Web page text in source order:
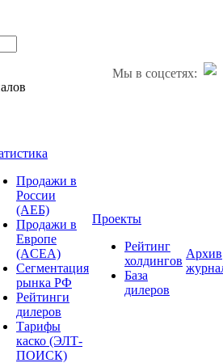
Мы в соцсетях:
Продажи в
России
(АЕБ)
Продажи в
Европе
(ACEA)
Сегментация
рынка РФ
Рейтинги
дилеров
Тарифы
каско (ЭЛТ-
ПОИСК)
Проекты
Рейтинг
холдингов
База
дилеров
Архив